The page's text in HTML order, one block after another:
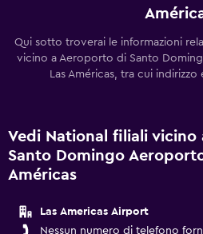
Qui sotto troverai le informazioni
vicino a Aeroporto di Santo
Las Américas, tra cui
Vedi National filiali vicino
Santo Domingo
Américas
Las Americas Airport
Nessun numero di telefono